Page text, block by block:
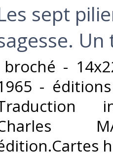
sept
broché -
- éditions